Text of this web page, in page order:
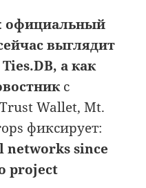
официальный
выглядит
а как
с
Wallet, Mt.
фиксирует:
networks since
project